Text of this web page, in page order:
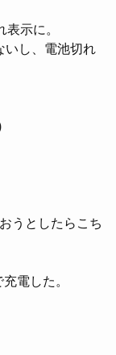
示に。
いし、電池切れ
うとしたらこち
電した。